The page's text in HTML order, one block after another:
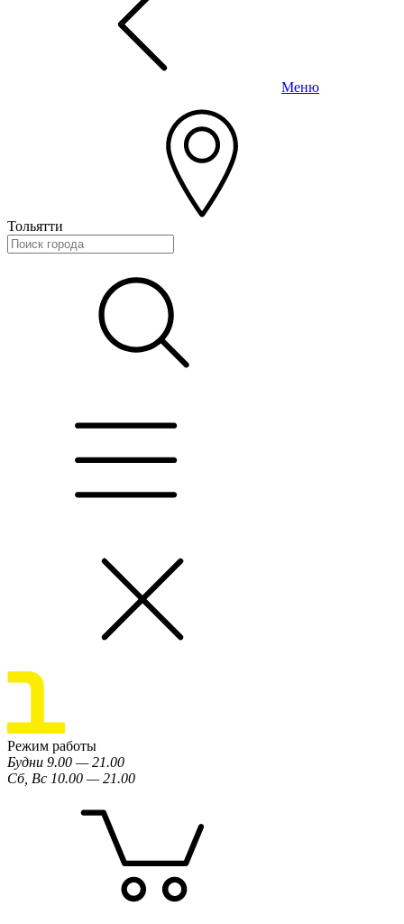
Меню
Тольятти
Режим работы
Будни 9.00 — 21.00
Сб, Вс 10.00 — 21.00